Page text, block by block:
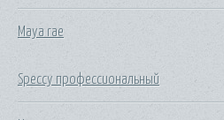
Maya rae
Speccy профессиональный